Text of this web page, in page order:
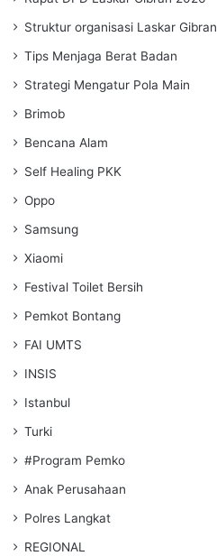
Struktur organisasi Laskar Gibran
Tips Menjaga Berat Badan
Strategi Mengatur Pola Main
Brimob
Bencana Alam
Self Healing PKK
Oppo
Samsung
Xiaomi
Festival Toilet Bersih
Pemkot Bontang
FAI UMTS
INSIS
Istanbul
Turki
#Program Pemko
Anak Perusahaan
Polres Langkat
REGIONAL